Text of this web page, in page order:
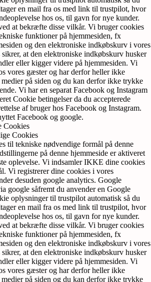
en mail fra os med link til trustpilot, hvor
hos os, til gavn for nye kunder.
at bekræfte disse vilkår. Vi bruger cookies
funktioner på hjemmesiden, fx
og den elektroniske indkøbskurv i vores
at den elektroniske indkøbskurv husker
eller kigger videre på hjemmesiden. Vi
vores gæster og har derfor heller ikke
på siden og du kan derfor ikke trykke
Vi har en separat Facebook og Instagram
Cookie betingelser da du accepterede
af bruger hos Facebook og Instagram.
Facebook og google.
Cookies
Cookies
til tekniske nødvendige formål på denne
på denne hjemmeside er aktiveret
oplevelse. Vi indsamler IKKE dine cookies
Vi registrerer dine cookies i vores
desuden google analytics. Google
google såfremt du anvender en Google
oplysninger til trustpilot automatisk så du
en mail fra os med link til trustpilot, hvor
hos os, til gavn for nye kunder.
at bekræfte disse vilkår. Vi bruger cookies
funktioner på hjemmesiden, fx
og den elektroniske indkøbskurv i vores
at den elektroniske indkøbskurv husker
eller kigger videre på hjemmesiden. Vi
vores gæster og har derfor heller ikke
på siden og du kan derfor ikke trykke